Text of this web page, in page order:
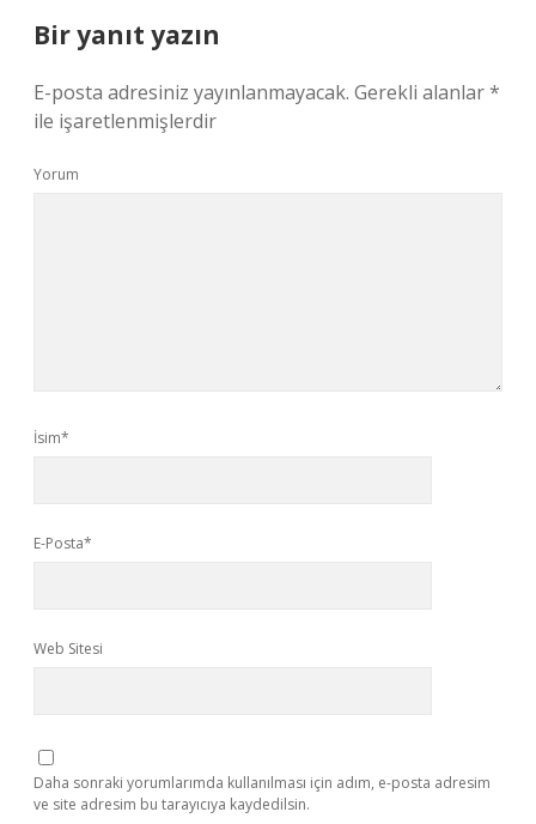
Bir yanıt yazın
E-posta adresiniz yayınlanmayacak. Gerekli alanlar*
ile işaretlenmişlerdir
Yorum
İsim*
E-Posta*
Web Sitesi
Daha sonraki yorumlarımda kullanılması için adım, e-posta adresim
ve site adresim bu tarayıcıya kaydedilsin.